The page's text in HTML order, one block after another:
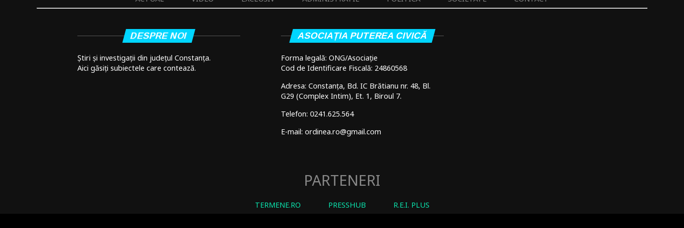
DESPRE NOI
Știri și investigații din județul Constanța.
Aici găsiți subiectele care contează.
ASOCIAȚIA PUTEREA CIVICĂ
Forma legală: ONG/Asociație
Cod de Identificare Fiscală: 24860568
Adresa: Constanța, Bd. IC Brătianu nr. 48, Bl.
G29 (Complex Intim), Et. 1, Biroul 7.
Telefon: 0241.625.564
E-mail: ordinea.ro@gmail.com
PARTENERI
TERMENE.RO PRESSHUB R.E.I. PLUS